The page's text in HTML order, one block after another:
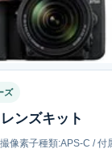
ズ
ンズキット
像素子種類:APS-C / 付